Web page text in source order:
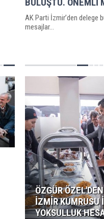
AK Parti İzmir’den delege
mesajlar…
ÖZGÜR ÖZEL'DEN
İZMİR KUMRUSU
YOKSULLUK